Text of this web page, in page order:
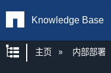
Knowledge Base
扩展/隐缩全局
主页 内部部署